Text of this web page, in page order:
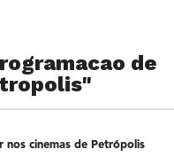
de
nos cinemas de Petrópolis